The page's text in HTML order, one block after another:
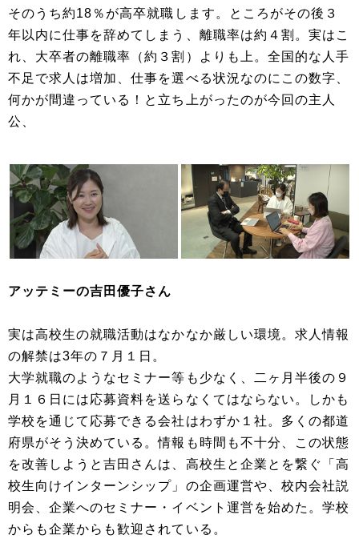
そのうち約18％が高卒就職します。ところがその後３
年以内に仕事を辞めてしまう、離職率は約４割。実はこ
れ、大卒者の離職率（約３割）よりも上。全国的な人手
不足で求人は増加、仕事を選べる状況なのにこの数字、
何かが間違っている！と立ち上がったのが今回の主人
公、
アッテミーの吉田優子さん
実は高校生の就職活動はなかなか厳しい環境。求人情報
の解禁は3年の７月１日。
大学就職のようなセミナー等も少なく、二ヶ月半後の９
月１６日には応募資料を送らなくてはならない。しかも
学校を通じて応募できる会社はわずか１社。多くの都道
府県がそう決めている。情報も時間も不十分、この状態
を改善しようと吉田さんは、高校生と企業とを繋ぐ「高
校生向けインターンシップ」の企画運営や、校内会社説
明会、企業へのセミナー・イベント運営を始めた。学校
からも企業からも歓迎されている。